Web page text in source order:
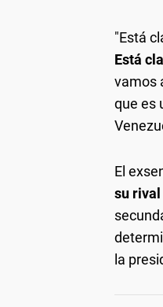
"Está
Está
vamos
que es
El
su rival
la